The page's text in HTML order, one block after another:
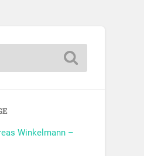
Winkelmann –